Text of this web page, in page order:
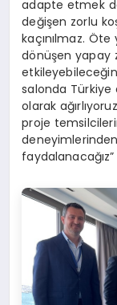
adapte etmek
değişen zorlu
kaçınılmaz. Öte
dönüşen yapay
salonda
olarak
proje